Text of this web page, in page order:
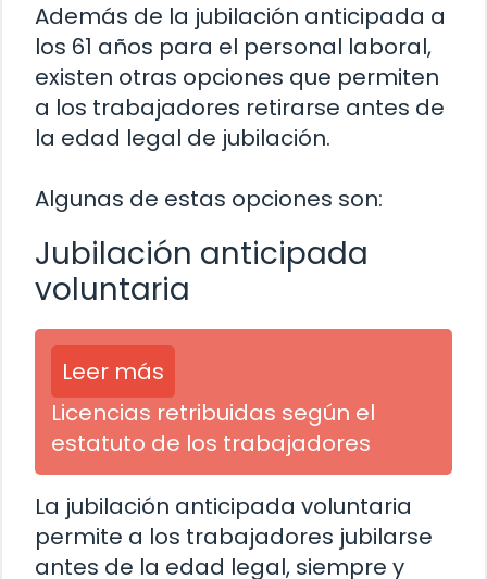
Además de la jubilación anticipada a
los 61 años para el personal laboral,
existen otras opciones que permiten
a los trabajadores retirarse antes de
la edad legal de jubilación.
Algunas de estas opciones son:
Jubilación anticipada
voluntaria
Leer más
Licencias retribuidas según el
estatuto de los trabajadores
La jubilación anticipada voluntaria
permite a los trabajadores jubilarse
antes de la edad legal, siempre y